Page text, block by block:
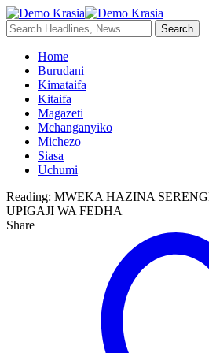
Home
Burudani
Kimataifa
Kitaifa
Magazeti
Mchanganyiko
Michezo
Siasa
Uchumi
Reading: MWEKA HAZINA
UPIGAJI WA FEDHA
Share